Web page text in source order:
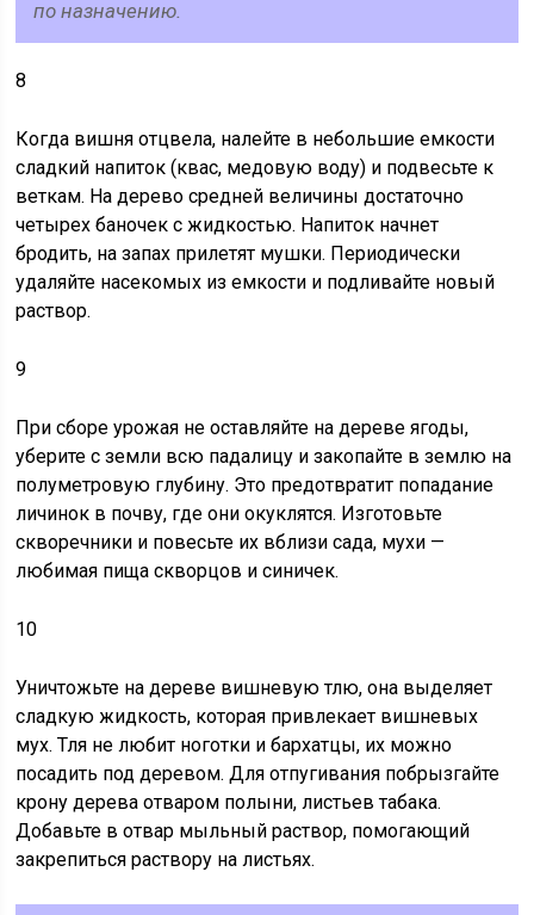
по назначению.
8
Когда вишня отцвела, налейте в небольшие емкости
сладкий напиток (квас, медовую воду) и подвесьте к
веткам. На дерево средней величины достаточно
четырех баночек с жидкостью. Напиток начнет
бродить, на запах прилетят мушки. Периодически
удаляйте насекомых из емкости и подливайте новый
раствор.
9
При сборе урожая не оставляйте на дереве ягоды,
уберите с земли всю падалицу и закопайте в землю на
полуметровую глубину. Это предотвратит попадание
личинок в почву, где они окуклятся. Изготовьте
скворечники и повесьте их вблизи сада, мухи —
любимая пища скворцов и синичек.
10
Уничтожьте на дереве вишневую тлю, она выделяет
сладкую жидкость, которая привлекает вишневых
мух. Тля не любит ноготки и бархатцы, их можно
посадить под деревом. Для отпугивания побрызгайте
крону дерева отваром полыни, листьев табака.
Добавьте в отвар мыльный раствор, помогающий
закрепиться раствору на листьях.